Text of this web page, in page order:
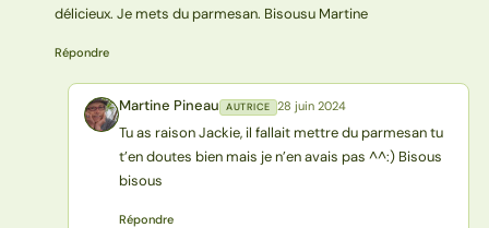
délicieux. Je mets du parmesan. Bisousu Martine
Répondre
MP Martine Pineau AUTRICE 28 juin 2024
Tu as raison Jackie, il fallait mettre du parmesan tu
t’en doutes bien mais je n’en avais pas ^^:) Bisous
bisous
Répondre